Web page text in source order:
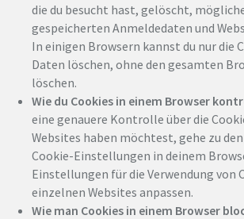
die du besucht hast, gelöscht,
gespeicherten Anmeldedaten und
In einigen Browsern kannst du nur die
Daten löschen, ohne den gesamten
löschen.
Wie du Cookies in einem Browser
eine genauere Kontrolle über die
Websites haben möchtest, gehe zu
Cookie-Einstellungen in deinem
Einstellungen für die Verwendung von
einzelnen Websites anpassen.
Wie man Cookies in einem Browser